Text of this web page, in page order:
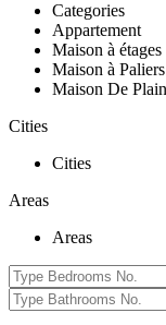
Categories
Appartement
Maison à étages
Maison à
Maison De
Cities
Cities
Areas
Areas